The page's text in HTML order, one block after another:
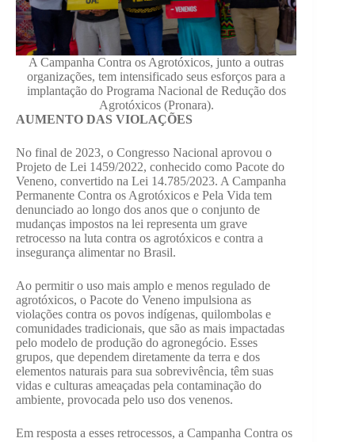
A Campanha Contra os Agrotóxicos, junto a outras
organizações, tem intensificado seus esforços para a
implantação do Programa Nacional de Redução dos
Agrotóxicos (Pronara).
AUMENTO DAS VIOLAÇÕES
No final de 2023, o Congresso Nacional aprovou o
Projeto de Lei 1459/2022, conhecido como Pacote do
Veneno, convertido na Lei 14.785/2023. A Campanha
Permanente Contra os Agrotóxicos e Pela Vida tem
denunciado ao longo dos anos que o conjunto de
mudanças impostos na lei representa um grave
retrocesso na luta contra os agrotóxicos e contra a
insegurança alimentar no Brasil.
Ao permitir o uso mais amplo e menos regulado de
agrotóxicos, o Pacote do Veneno impulsiona as
violações contra os povos indígenas, quilombolas e
comunidades tradicionais, que são as mais impactadas
pelo modelo de produção do agronegócio. Esses
grupos, que dependem diretamente da terra e dos
elementos naturais para sua sobrevivência, têm suas
vidas e culturas ameaçadas pela contaminação do
ambiente, provocada pelo uso dos venenos.
Em resposta a esses retrocessos, a Campanha Contra os